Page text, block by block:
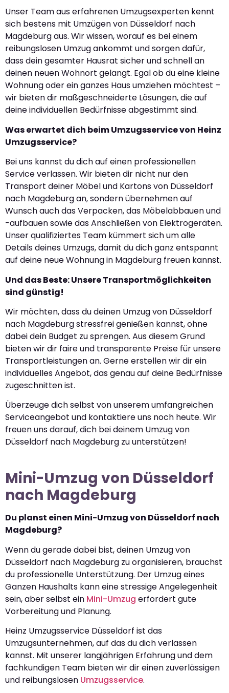
Unser Team aus erfahrenen Umzugsexperten kennt
sich bestens mit Umzügen von Düsseldorf nach
Magdeburg aus. Wir wissen, worauf es bei einem
reibungslosen Umzug ankommt und sorgen dafür,
dass dein gesamter Hausrat sicher und schnell an
deinen neuen Wohnort gelangt. Egal ob du eine kleine
Wohnung oder ein ganzes Haus umziehen möchtest –
wir bieten dir maßgeschneiderte Lösungen, die auf
deine individuellen Bedürfnisse abgestimmt sind.
Was erwartet dich beim Umzugsservice von Heinz
Umzugsservice?
Bei uns kannst du dich auf einen professionellen
Service verlassen. Wir bieten dir nicht nur den
Transport deiner Möbel und Kartons von Düsseldorf
nach Magdeburg an, sondern übernehmen auf
Wunsch auch das Verpacken, das Möbelabbauen und
-aufbauen sowie das Anschließen von Elektrogeräten.
Unser qualifiziertes Team kümmert sich um alle
Details deines Umzugs, damit du dich ganz entspannt
auf deine neue Wohnung in Magdeburg freuen kannst.
Und das Beste: Unsere Transportmöglichkeiten
sind günstig!
Wir möchten, dass du deinen Umzug von Düsseldorf
nach Magdeburg stressfrei genießen kannst, ohne
dabei dein Budget zu sprengen. Aus diesem Grund
bieten wir dir faire und transparente Preise für unsere
Transportleistungen an. Gerne erstellen wir dir ein
individuelles Angebot, das genau auf deine Bedürfnisse
zugeschnitten ist.
Überzeuge dich selbst von unserem umfangreichen
Serviceangebot und kontaktiere uns noch heute. Wir
freuen uns darauf, dich bei deinem Umzug von
Düsseldorf nach Magdeburg zu unterstützen!
Mini-Umzug von Düsseldorf
nach Magdeburg
Du planst einen Mini-Umzug von Düsseldorf nach
Magdeburg?
Wenn du gerade dabei bist, deinen Umzug von
Düsseldorf nach Magdeburg zu organisieren, brauchst
du professionelle Unterstützung. Der Umzug eines
Ganzen Haushalts kann eine stressige Angelegenheit
sein, aber selbst ein Mini-Umzug erfordert gute
Vorbereitung und Planung.
Heinz Umzugsservice Düsseldorf ist das
Umzugsunternehmen, auf das du dich verlassen
kannst. Mit unserer langjährigen Erfahrung und dem
fachkundigen Team bieten wir dir einen zuverlässigen
und reibungslosen Umzugsservice.